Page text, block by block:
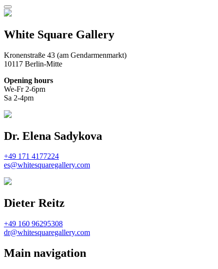
White Square Gallery
Kronenstraße 43 (am Gendarmenmarkt)
10117 Berlin-Mitte
Opening hours
We-Fr 2-6pm
Sa 2-4pm
Dr. Elena Sadykova
+49 171 4177224
es@whitesquaregallery.com
Dieter Reitz
+49 160 96295308
dr@whitesquaregallery.com
Main navigation